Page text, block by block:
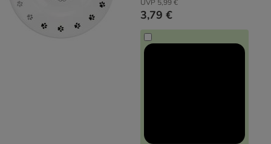
UVP 5,99 €
3,79 €